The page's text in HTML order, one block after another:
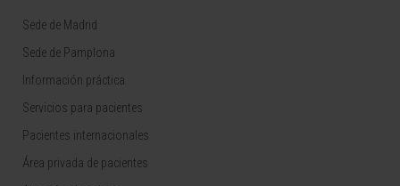
Sede de Madrid
Sede de Pamplona
Información práctica
Servicios para pacientes
Pacientes internacionales
Área privada de pacientes